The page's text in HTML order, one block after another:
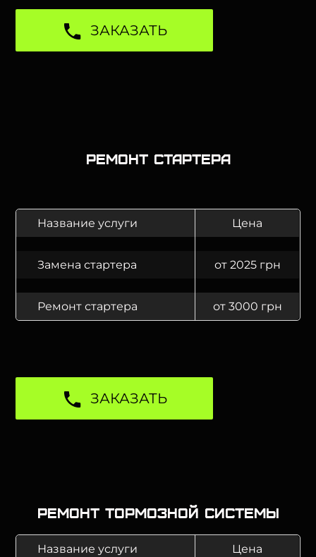
ЗАКАЗАТЬ
Ремонт стартера
Название услуги Цена
Замена стартера от 2025 грн
Ремонт стартера от 3000 грн
ЗАКАЗАТЬ
Ремонт тормозной системы
Название услуги Цена